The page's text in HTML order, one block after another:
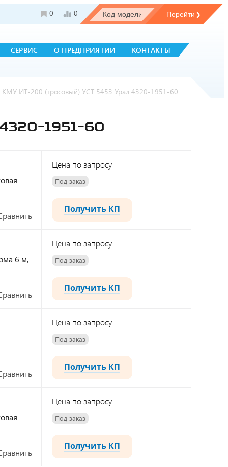
0 0
СЕРВИС О ПРЕДПРИЯТИИ КОНТАКТЫ
КМУ ИТ-200 (тросовый) УСТ 5453 Урал 4320-1951-60
1951-60
Цена по запросу
Под заказ
Получить КП
6 м,
Цена по запросу
Под заказ
Получить КП
Цена по запросу
Под заказ
Получить КП
Цена по запросу
Под заказ
Получить КП